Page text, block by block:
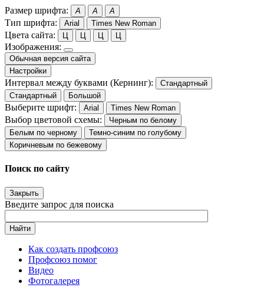
Размер шрифта: A A A
Тип шрифта: Arial Times New Roman
Цвета сайта: Ц Ц Ц Ц
Изображения:
Обычная версия сайта
Настройки
Интервал между буквами (Кернинг):
Стандартный
Стандартный
Большой
Выберите шрифт: Arial Times New Roman
Выбор цветовой схемы:
Черным по белому
Белым по черному
Темно-синим по голубому
Коричневым по бежевому
Поиск по сайту
Закрыть
Введите запрос для поиска
Найти
Как создать профсоюз
Профсоюз помог
Видео
Фотогалерея